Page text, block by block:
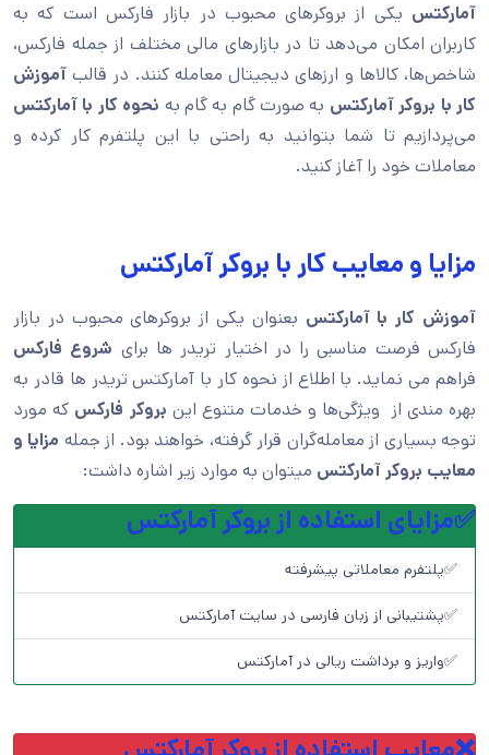
آمارکتس یکی از بروکرهای محبوب در بازار فارکس است که به
کاربران امکان می‌دهد تا در بازارهای مالی مختلف از جمله فارکس،
شاخص‌ها، کالاها و ارزهای دیجیتال معامله کنند. در قالب آموزش
کار با بروکر آمارکتس به صورت گام به گام به نحوه کار با آمارکتس
می‌پردازیم تا شما بتوانید به راحتی با این پلتفرم کار کرده و
معاملات خود را آغاز کنید.
مزایا و معایب کار با بروکر آمارکتس
آموزش کار با آمارکتس بعنوان یکی از بروکرهای محبوب در بازار
فارکس فرصت مناسبی را در اختیار تریدر ها برای شروع فارکس
فراهم می نماید. با اطلاع از نحوه کار با آمارکتس تریدر ها قادر به
بهره مندی از ویژگی‌ها و خدمات متنوع این بروکر فارکس که مورد
توجه بسیاری از معامله‌گران قرار گرفته، خواهند بود. از جمله مزایا و
معایب بروکر آمارکتس میتوان به موارد زیر اشاره داشت:
✅مزایای استفاده از بروکر آمارکتس
✅پلتفرم معاملاتی پیشرفته
✅پشتیبانی از زبان فارسی در سایت آمارکتس
✅واریز و برداشت ریالی در آمارکتس